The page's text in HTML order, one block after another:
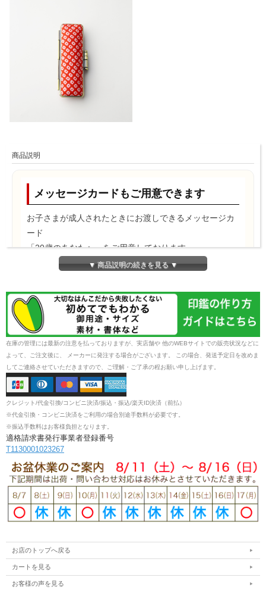
商品説明
メッセージカードもご用意できます
お子さまが成人されたときにお渡しできるメッセージカ
ード
「20歳のあなたへ」をご用意しております。
▼ 商品説明の続きを見る ▼
在庫の管理には最新の注意を払っておりますが、実店舗や 他のWEBサイトでの販売状況などに
よって、ご注文後に、 メーカーに発注する場合がございます。 この場合、発送予定日を改めま
してご連絡させていただきますので、ご理解・ご了承の程お願い申し上げます。
クレジット/代金引換/コンビニ決済/振込・振込/楽天ID決済（前払）
※代金引換・コンビニ決済をご利用の場合別途手数料が必要です。
※振込手数料はお客様負担となります。
適格請求書発行事業者登録番号
T1130001023267
お店のトップへ戻る
カートを見る
お客様の声を見る